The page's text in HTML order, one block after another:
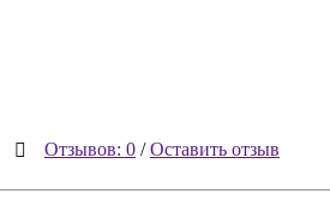
Отзывов: 0 /Оставить отзыв